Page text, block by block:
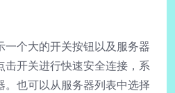
个大的开关按钮以及服务器
击开关进行快速安全连接，系
也可以从服务器列表中选择